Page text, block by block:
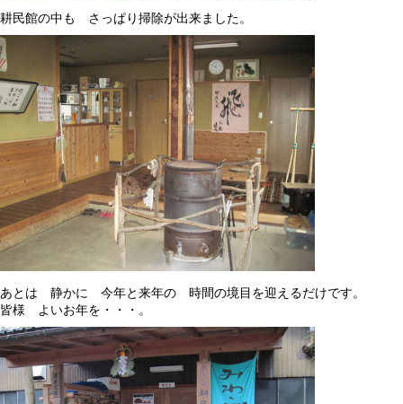
耕民館の中も さっぱり掃除が出来ました。
あとは 静かに 今年と来年の 時間の境目を迎えるだけです。
皆様 よいお年を・・・。